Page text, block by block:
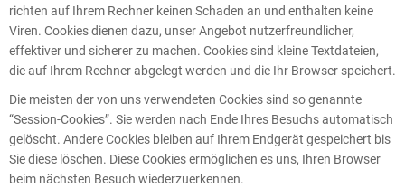
richten auf Ihrem Rechner keinen Schaden an und enthalten keine
Viren. Cookies dienen dazu, unser Angebot nutzerfreundlicher,
effektiver und sicherer zu machen. Cookies sind kleine Textdateien,
die auf Ihrem Rechner abgelegt werden und die Ihr Browser speichert.
Die meisten der von uns verwendeten Cookies sind so genannte
“Session-Cookies”. Sie werden nach Ende Ihres Besuchs automatisch
gelöscht. Andere Cookies bleiben auf Ihrem Endgerät gespeichert bis
Sie diese löschen. Diese Cookies ermöglichen es uns, Ihren Browser
beim nächsten Besuch wiederzuerkennen.